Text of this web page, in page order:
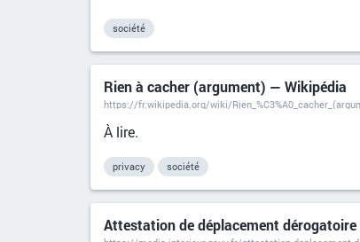
société
Rien à cacher (argument) — Wikipédia
https://fr.wikipedia.org/wiki/
À lire.
privacy société
Attestation de déplacement dérogatoire